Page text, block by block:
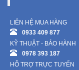
LIÊN HỆ MUA HÀNG
0933 409 877
KỸ THUẬT - BẢO HÀNH
0978 393 187
HỖ TRỢ TRỰC TUYẾN